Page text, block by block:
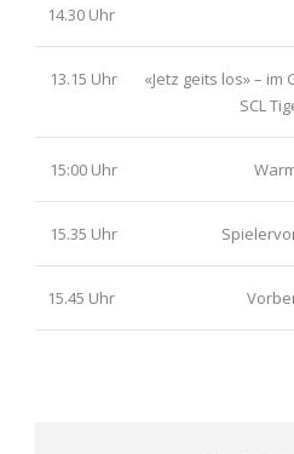
14.30 Uhr
13.15 Uhr
«Jetz geits los» –
SCL
15:00 Uhr
15.35 Uhr
15.45 Uhr